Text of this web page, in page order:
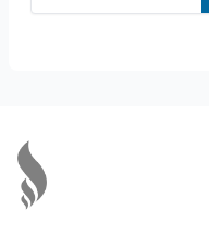
säkerhetsbilagan.